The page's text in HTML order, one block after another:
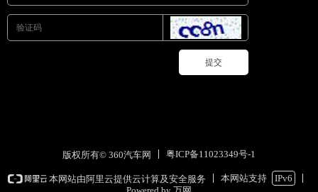
提交
版权所有© 360汽车网 粤ICP备11023349号-1
本网站由阿里云提供云计算及安全服务 本网站支持
IPv6